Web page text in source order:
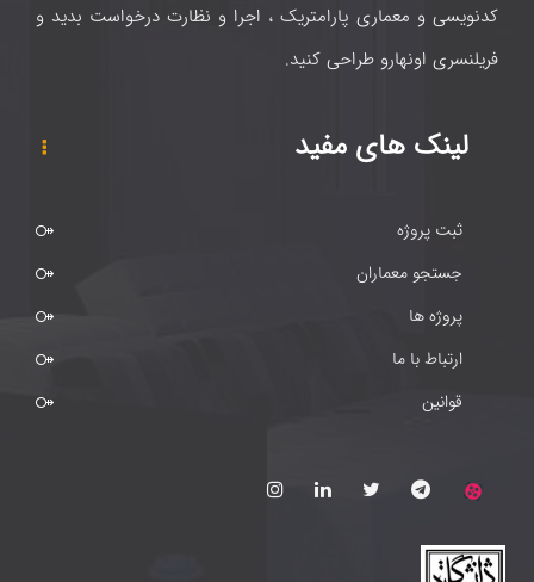
کدنویسی و معماری پارامتریک ، اجرا و نظارت درخواست بدید و
فریلنسری اونهارو طراحی کنید.
لینک های مفید
ثبت پروژه
جستجو معماران
پروژه ها
ارتباط با ما
قوانین